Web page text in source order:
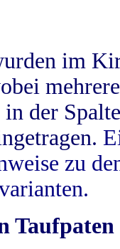
im
der
zu
Taufpaten